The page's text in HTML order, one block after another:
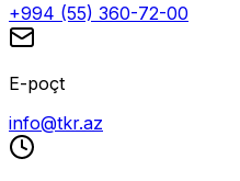
+994 (55) 360-72-00
E-poçt
info@tkr.az